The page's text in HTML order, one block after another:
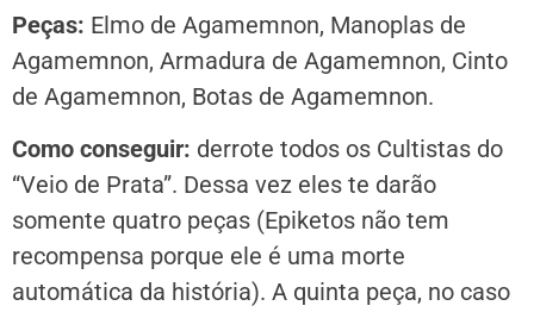
Peças: Elmo de Agamemnon, Manoplas de
Agamemnon, Armadura de Agamemnon, Cinto
de Agamemnon, Botas de Agamemnon.
Como conseguir: derrote todos os Cultistas do
“Veio de Prata”. Dessa vez eles te darão
somente quatro peças (Epiketos não tem
recompensa porque ele é uma morte
automática da história). A quinta peça, no caso